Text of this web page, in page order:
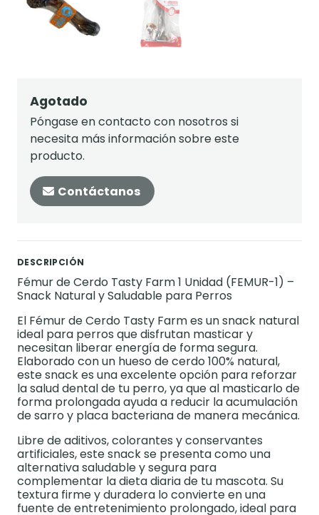
Agotado
Póngase en contacto con nosotros si
necesita más información sobre este
producto.
Contáctanos
DESCRIPCIÓN
Fémur de Cerdo Tasty Farm 1 Unidad (FEMUR-1) –
Snack Natural y Saludable para Perros
El Fémur de Cerdo Tasty Farm es un snack natural
ideal para perros que disfrutan masticar y
necesitan liberar energía de forma segura.
Elaborado con un hueso de cerdo 100% natural,
este snack es una excelente opción para reforzar
la salud dental de tu perro, ya que al masticarlo de
forma prolongada ayuda a reducir la acumulación
de sarro y placa bacteriana de manera mecánica.
Libre de aditivos, colorantes y conservantes
artificiales, este snack se presenta como una
alternativa saludable y segura para
complementar la dieta diaria de tu mascota. Su
textura firme y duradera lo convierte en una
fuente de entretenimiento prolongado, ideal para